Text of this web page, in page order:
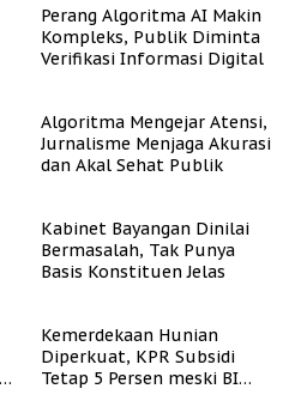
Perang Algoritma AI Makin
Kompleks, Publik Diminta
Verifikasi Informasi Digital
Algoritma Mengejar Atensi,
Jurnalisme Menjaga Akurasi
dan Akal Sehat Publik
Kabinet Bayangan Dinilai
Bermasalah, Tak Punya
Basis Konstituen Jelas
Kemerdekaan Hunian
Diperkuat, KPR Subsidi
Tetap 5 Persen meski BI